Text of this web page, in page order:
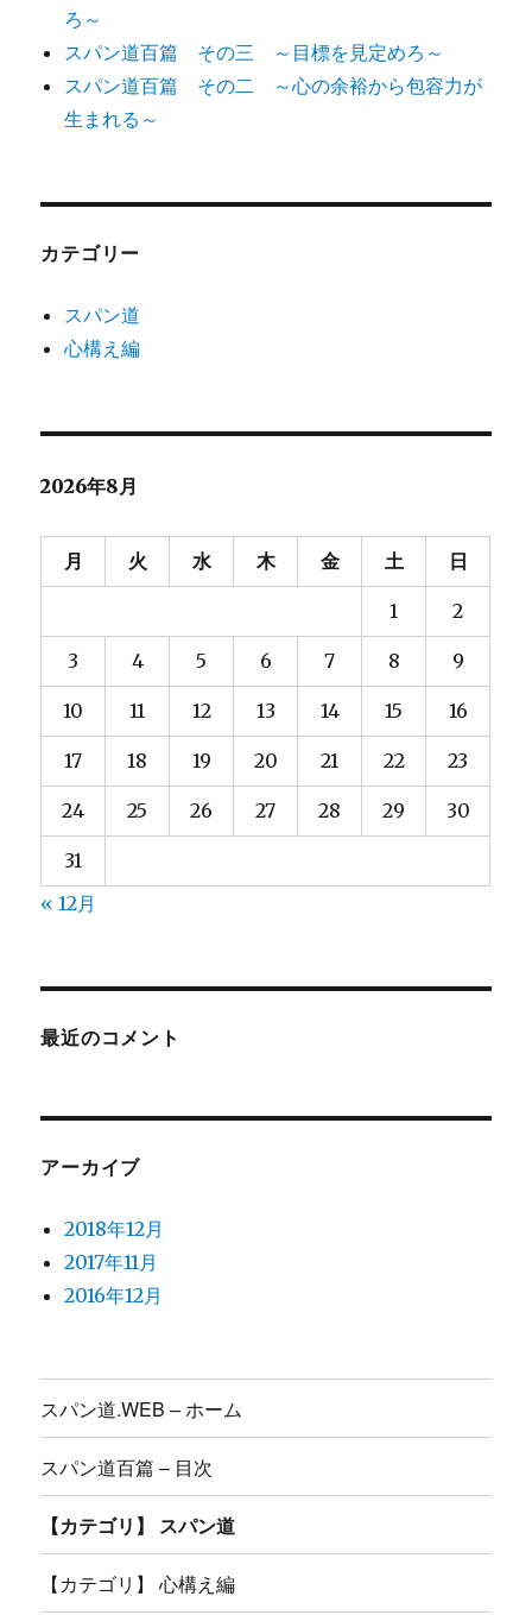
ろ～
スパン道百篇 その三 ～目標を見定めろ～
スパン道百篇 その二 ～心の余裕から包容力が
生まれる～
カテゴリー
スパン道
心構え編
2026年8月
月 火 水 木 金 土 日
1 2
3 4 5 6 7 8 9
10 11 12 13 14 15 16
17 18 19 20 21 22 23
24 25 26 27 28 29 30
31
« 12月
最近のコメント
アーカイブ
2018年12月
2017年11月
2016年12月
スパン道.WEB – ホーム
スパン道百篇 – 目次
【カテゴリ】 スパン道
【カテゴリ】 心構え編